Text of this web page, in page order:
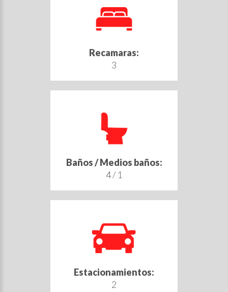
Recamaras:
3
Baños / Medios baños:
4 / 1
Estacionamientos:
2